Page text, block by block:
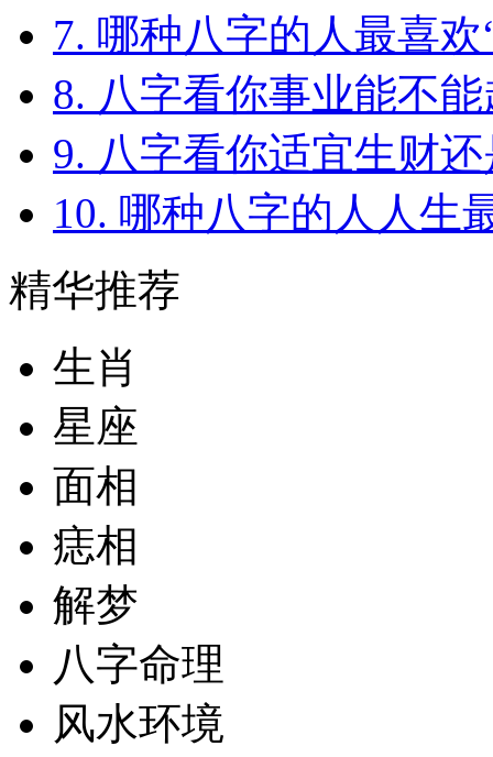
7. 哪种八字的人最喜欢
8. 八字看你事业能不
9. 八字看你适宜生财
10. 哪种八字的人人生
精华推荐
生肖
星座
面相
痣相
解梦
八字命理
风水环境